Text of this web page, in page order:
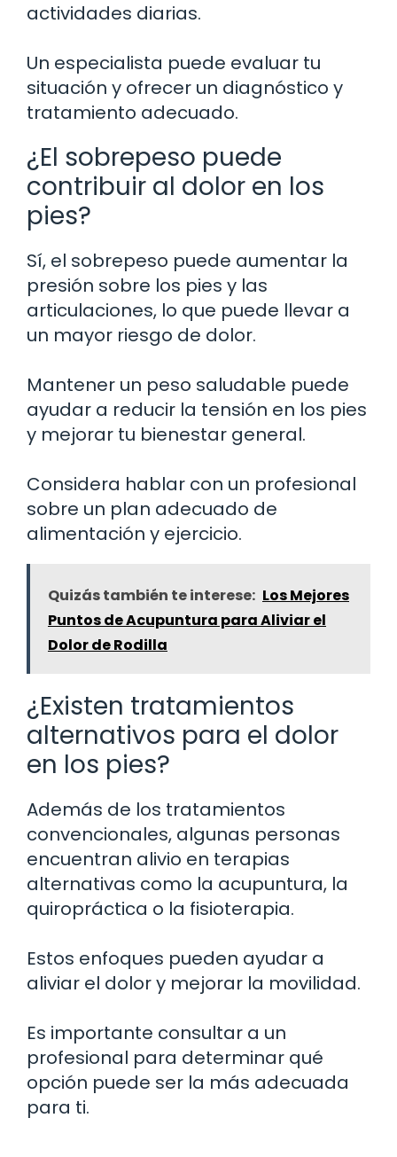
actividades diarias.
Un especialista puede evaluar tu
situación y ofrecer un diagnóstico y
tratamiento adecuado.
¿El sobrepeso puede
contribuir al dolor en los
pies?
Sí, el sobrepeso puede aumentar la
presión sobre los pies y las
articulaciones, lo que puede llevar a
un mayor riesgo de dolor.
Mantener un peso saludable puede
ayudar a reducir la tensión en los pies
y mejorar tu bienestar general.
Considera hablar con un profesional
sobre un plan adecuado de
alimentación y ejercicio.
Quizás también te interese: Los Mejores
Puntos de Acupuntura para Aliviar el
Dolor de Rodilla
¿Existen tratamientos
alternativos para el dolor
en los pies?
Además de los tratamientos
convencionales, algunas personas
encuentran alivio en terapias
alternativas como la acupuntura, la
quiropráctica o la fisioterapia.
Estos enfoques pueden ayudar a
aliviar el dolor y mejorar la movilidad.
Es importante consultar a un
profesional para determinar qué
opción puede ser la más adecuada
para ti.